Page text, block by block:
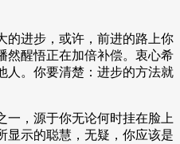
进步，或许，前进的路上你
然醒悟正在加倍补偿。衷心希
人。你要清楚：进步的方法就
，源于你无论何时挂在脸上
显示的聪慧，无疑，你应该是